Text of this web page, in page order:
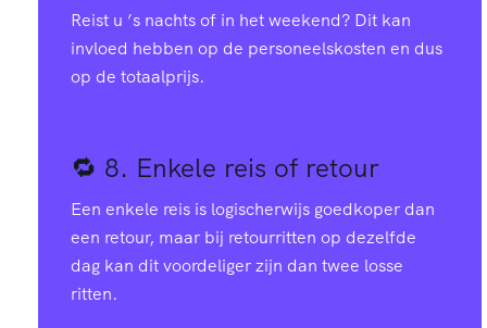
Reist u ’s nachts of in het weekend? Dit kan
invloed hebben op de personeelskosten en dus
op de totaalprijs.
🔁 8. Enkele reis of retour
Een enkele reis is logischerwijs goedkoper dan
een retour, maar bij retourritten op dezelfde
dag kan dit voordeliger zijn dan twee losse
ritten.
6
3
1
8
9
7
4
2
4
7
9
2
9
2
6
0
0
1
2
3